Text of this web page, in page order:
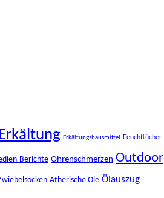
Erkältungshausmittel Feuchttücher
Berichte Ohrenschmerzen Outdoor
Ätherische Öle Ölauszug